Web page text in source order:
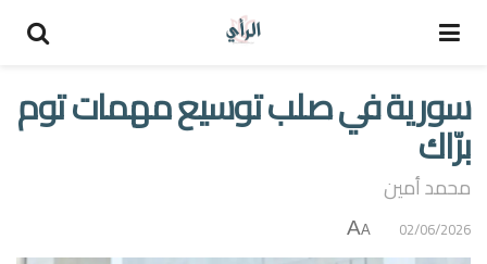
سورية في صلب توسيع مهمات توم
برّاك
محمد أمين
02/06/2026
A
A